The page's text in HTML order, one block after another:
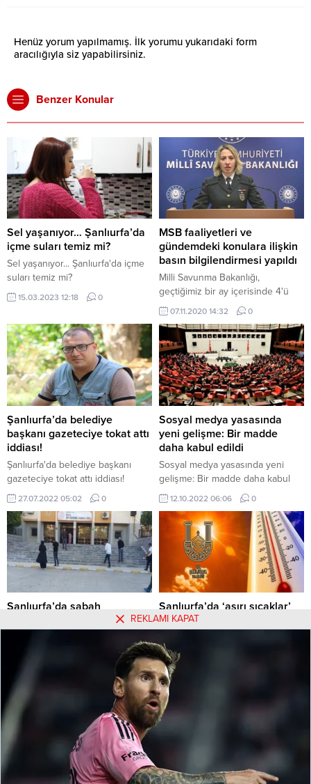
Henüz yorum yapılmamış. İlk yorumu yukarıdaki form
aracılığıyla siz yapabilirsiniz.
Benzer Konular
Sel yaşanıyor… Şanlıurfa’da
içme suları temiz mi?
Sel yaşanıyor... Şanlıurfa'da içme
suları temiz mi?
15.03.2023 12:18 0
MSB faaliyetleri ve
gündemdeki konulara ilişkin
basın bilgilendirmesi yapıldı
Milli Savunma Bakanlığı,
geçtiğimiz bir ay içerisinde 4'ü
büyük, 17'si orta çaplı operasyon
icra edildiğini açıkladı.
07.11.2020 14:32 0
Şanlıurfa’da belediye
başkanı gazeteciye tokat attı
iddiası!
Şanlıurfa'da belediye başkanı
gazeteciye tokat attı iddiası!
27.07.2022 05:02 0
Sosyal medya yasasında
yeni gelişme: Bir madde
daha kabul edildi
Sosyal medya yasasında yeni
gelişme: Bir madde daha kabul
edildi12.10.2022 06:06 0
Şanlıurfa’da sabah
saatlerinde oy verme işlemi
Şanlıurfa'da sabah saatlerinde oy
Şanlıurfa’da ‘aşırı sıcaklar’
nedeniyle Valilik’ten tören
Şanlıurfa'da 'aşırı sıcaklar'
nedeniyle Valilik'ten tören için
iptal kararı!
07.08.2023 19:58
Kullanım Koşulları
Gizlilik Politikası
REKLAMI KAPAT